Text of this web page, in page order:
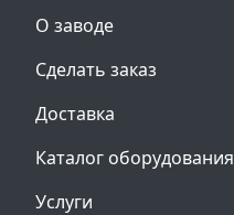
О заводе
Сделать заказ
Доставка
Каталог оборудования
Услуги